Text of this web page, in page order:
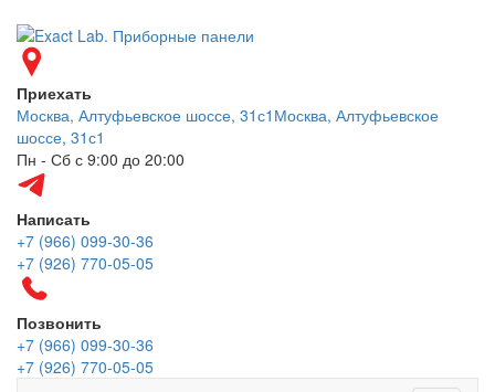
Приехать
Москва, Алтуфьевское шоссе, 31с1 Москва, Алтуфьевское
шоссе, 31с1
Пн - Сб с 9:00 до 20:00
Написать
+7 (966) 099-30-36
+7 (926) 770-05-05
Позвонить
+7 (966) 099-30-36
+7 (926) 770-05-05